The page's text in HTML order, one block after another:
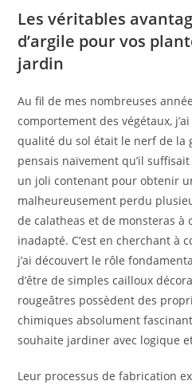
Les véritables
d’argile pour vos
jardin
Au fil de mes nombreuses
comportement des végétaux,
qualité du sol était le nerf de la
pensais naïvement qu’il
un joli contenant pour obtenir
malheureusement perdu
de calatheas et de monsteras à
inadapté. C’est en cherchant à
j’ai découvert le rôle
d’être de simples cailloux
rougeâtres possèdent des
chimiques absolument
souhaite jardiner avec logique
Leur processus de fabrication